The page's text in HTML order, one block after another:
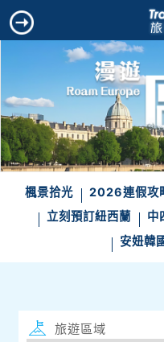
楓景拾光 2026連假攻
立刻預訂紐西蘭
中
安妞韓
旅遊區域